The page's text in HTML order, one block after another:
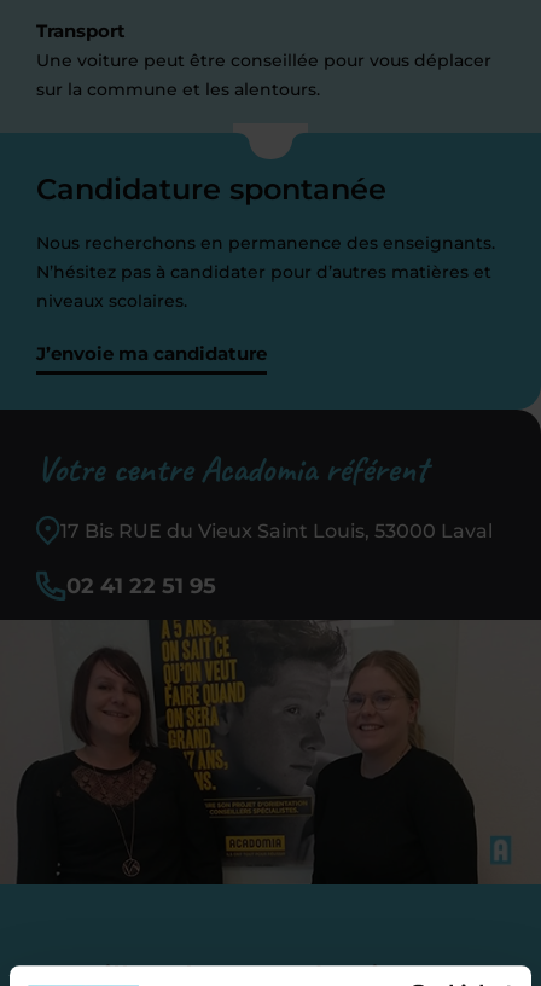
Transport
Une voiture peut être conseillée pour vous déplacer
sur la commune et les alentours.
Candidature spontanée
Nous recherchons en permanence des enseignants.
N’hésitez pas à candidater pour d’autres matières et
niveaux scolaires.
J’envoie ma candidature
Votre centre Acadomia référent
17 Bis RUE du Vieux Saint Louis, 53000 Laval
02 41 22 51 95
Travailler chez Acadomia